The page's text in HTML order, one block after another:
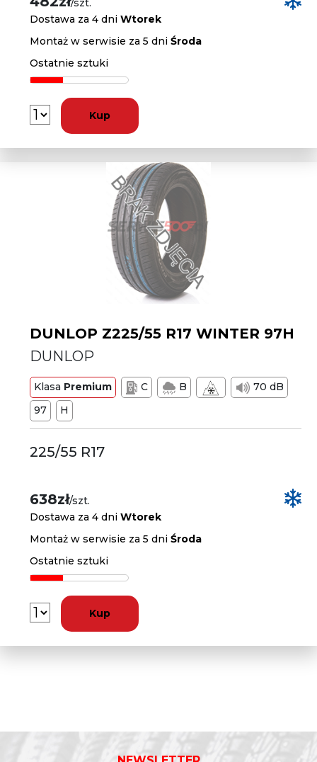
/szt.
Dostawa za 4 dniWtorek
Montaż w serwisie za 5 dniŚroda
Ostatnie sztuki
Kup
DUNLOP Z225/55 R17 WINTER 97H
DUNLOP
Klasa Premium C B
70 dB
97
H
225/55 R17
638zł/szt.
Dostawa za 4 dniWtorek
Montaż w serwisie za 5 dniŚroda
Ostatnie sztuki
Kup